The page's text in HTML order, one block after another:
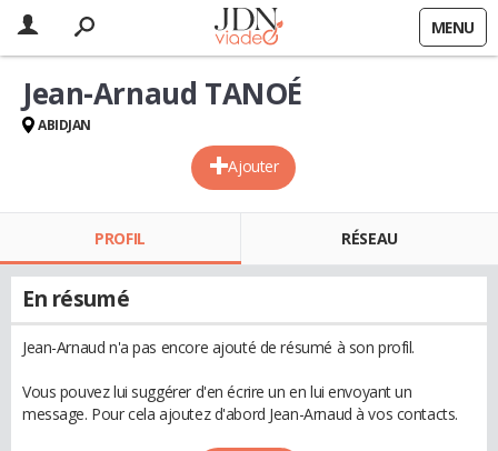
MENU
Ajouter
Jean-Arnaud TANOÉ
ABIDJAN
PROFIL RÉSEAU
En résumé
Jean-Arnaud n'a pas encore ajouté de résumé à son profil.
Vous pouvez lui suggérer d'en écrire un en lui envoyant un
message. Pour cela ajoutez d'abord Jean-Arnaud à vos contacts.